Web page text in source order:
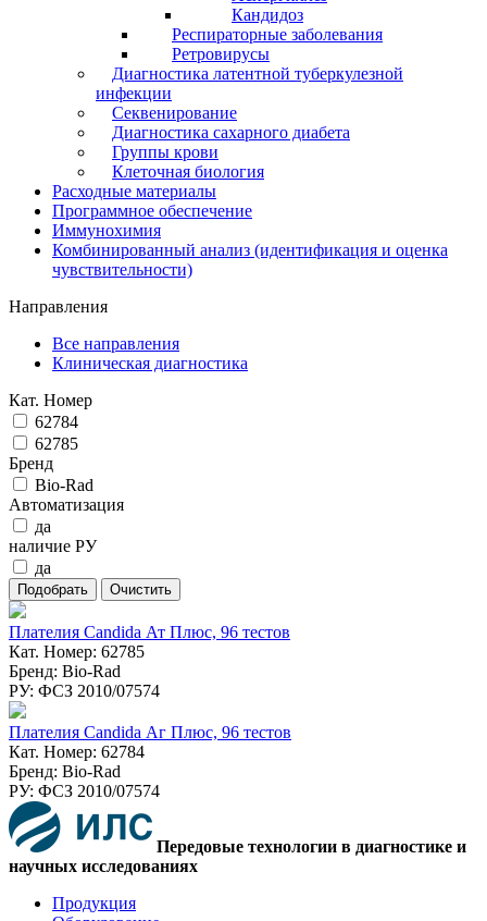
Кандидоз
Респираторные заболевания
Ретровирусы
Диагностика латентной туберкулезной
инфекции
Секвенирование
Диагностика сахарного диабета
Группы крови
Клеточная биология
Расходные материалы
Программное обеспечение
Иммунохимия
Комбинированный анализ (идентификация и оценка
чувствительности)
Направления
Все направления
Клиническая диагностика
Кат. Номер
62784
62785
Бренд
Bio-Rad
Автоматизация
да
наличие РУ
да
Плателия Candida Ат Плюс, 96 тестов
Кат. Номер: 62785
Бренд: Bio-Rad
РУ: ФСЗ 2010/07574
Плателия Candida Аг Плюс, 96 тестов
Кат. Номер: 62784
Бренд: Bio-Rad
РУ: ФСЗ 2010/07574
Передовые технологии в диагностике и
научных исследованиях
Продукция